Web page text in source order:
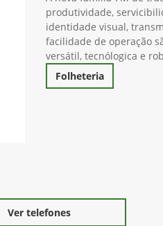
Robustez e
A nova família 7M de
produtividade,
identidade visual,
facilidade de operação